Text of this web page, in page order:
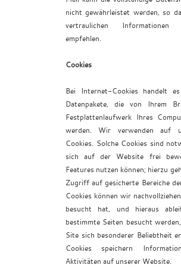
nicht gewährleistet werden, so
vertraulichen
empfehlen.
Cookies
Bei Internet-Cookies handelt
Datenpakete, die von Ihrem
Festplattenlaufwerk Ihres
werden. Wir verwenden auf
Cookies. Solche Cookies sind
sich auf der Website frei
Features nutzen können; hierzu
Zugriff auf gesicherte Bereiche
Cookies können wir
besucht hat, und hieraus
bestimmte Seiten besucht
Site sich besonderer Beliebtheit
Cookies speichern
Aktivitäten auf unserer Website.